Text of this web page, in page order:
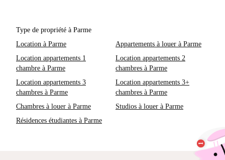
Type de propriété à Parme
Location à Parme
Appartements à louer à Parme
Location appartements 1
chambre à Parme
Location appartements 2
chambres à Parme
Location appartements 3
chambres à Parme
Location appartements 3+
chambres à Parme
Chambres à louer à Parme
Studios à louer à Parme
Résidences étudiantes à Parme